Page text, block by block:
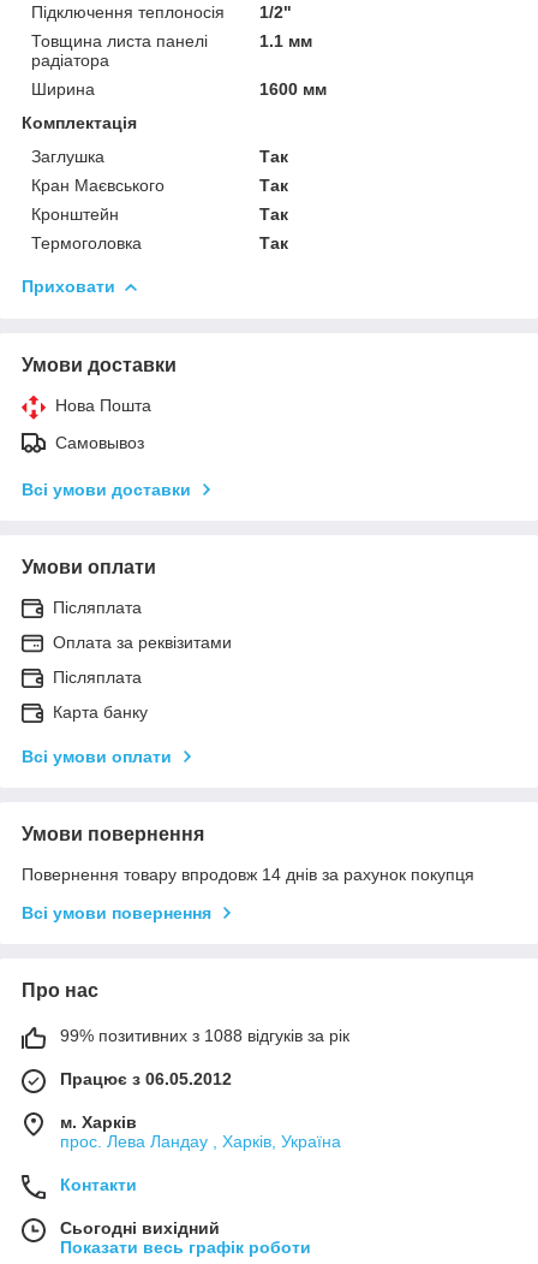
Підключення теплоносія
1/2"
Товщина листа панелі
радіатора
1.1 мм
Ширина
1600 мм
Комплектація
Заглушка
Так
Кран Маєвського
Так
Кронштейн
Так
Термоголовка
Так
Приховати
Умови доставки
Нова Пошта
Самовывоз
Всі умови доставки
Умови оплати
Післяплата
Оплата за реквізитами
Післяплата
Карта банку
Всі умови оплати
Умови повернення
Повернення товару впродовж 14 днів за рахунок покупця
Всі умови повернення
Про нас
99% позитивних з 1088 відгуків за рік
Працює з 06.05.2012
м. Харків
прос. Лева Ландау , Харків, Україна
Контакти
Сьогодні вихідний
Показати весь графік роботи